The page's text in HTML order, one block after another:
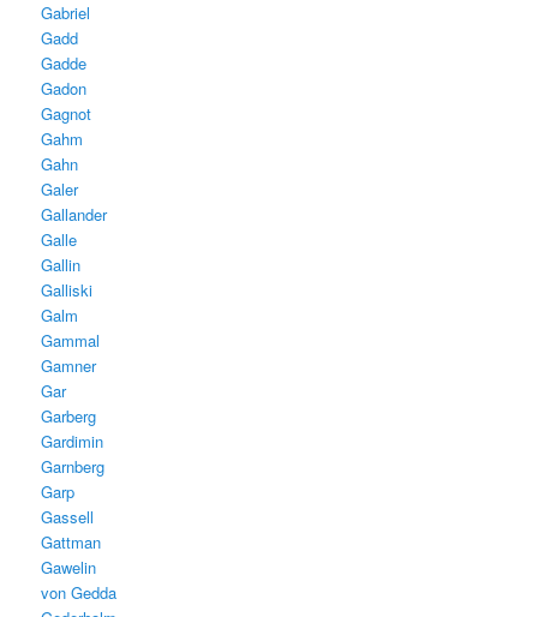
Gabriel
Gadd
Gadde
Gadon
Gagnot
Gahm
Gahn
Galer
Gallander
Galle
Gallin
Galliski
Galm
Gammal
Gamner
Gar
Garberg
Gardimin
Garnberg
Garp
Gassell
Gattman
Gawelin
von Gedda